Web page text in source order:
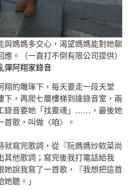
與媽媽多交心，渴望媽媽能對她聊
。（一直打不倒有限公司提供）
阿翔家錄音
翔的雕琢下，每天要走一段天堂
下，再爬七層樓梯到達錄音室，兩
錄音要她「找靈魂」……，最後她
首歌，叫做〈咱〉。
就寫完歌詞，從『阮媽媽炒欸菜尚
其他歌詞；寫完後我打電話給我
她說我寫了一首歌，『我想把這首
聽。」